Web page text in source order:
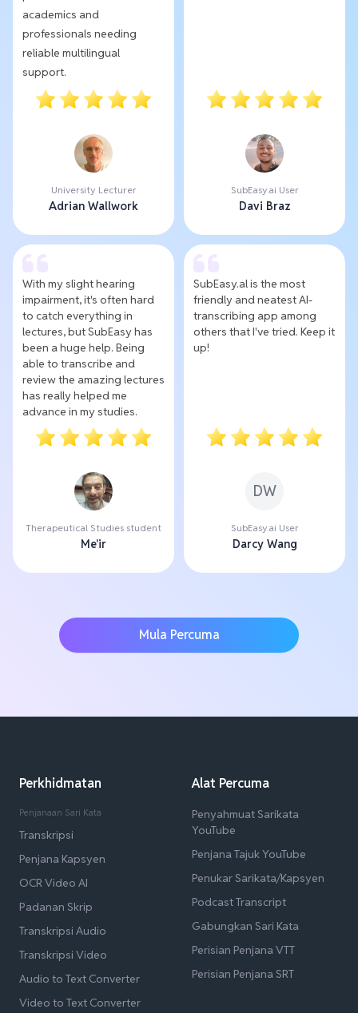
academics and
professionals needing
reliable multilingual
support.
University Lecturer
Adrian Wallwork
SubEasy.ai User
Davi Braz
With my slight hearing
impairment, it's often hard
to catch everything in
lectures, but SubEasy has
been a huge help. Being
able to transcribe and
review the amazing lectures
has really helped me
advance in my studies.
Therapeutical Studies student
Me'ir
SubEasy.al is the most
friendly and neatest AI-
transcribing app among
others that I've tried. Keep it
up!
DW
SubEasy.ai User
Darcy Wang
Mula Percuma
Perkhidmatan
Penjanaan Sari Kata
Transkripsi
Penjana Kapsyen
OCR Video AI
Padanan Skrip
Transkripsi Audio
Transkripsi Video
Audio to Text Converter
Video to Text Converter
Alat Percuma
Penyahmuat Sarikata
YouTube
Penjana Tajuk YouTube
Penukar Sarikata/Kapsyen
Podcast Transcript
Gabungkan Sari Kata
Perisian Penjana VTT
Perisian Penjana SRT